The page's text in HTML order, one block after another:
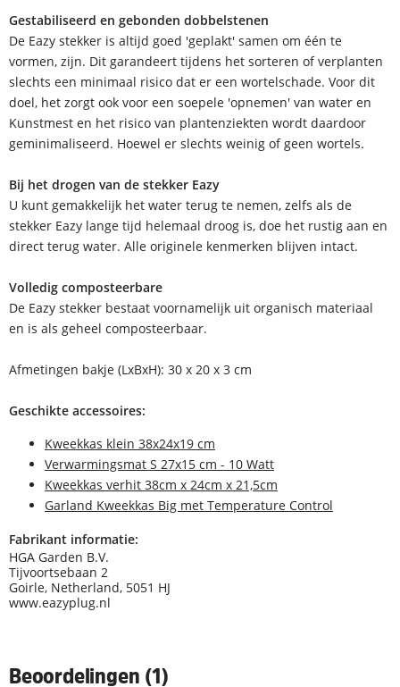
Gestabiliseerd en gebonden dobbelstenen
De Eazy stekker is altijd goed 'geplakt' samen om één te
vormen, zijn. Dit garandeert tijdens het sorteren of verplanten
slechts een minimaal risico dat er een wortelschade. Voor dit
doel, het zorgt ook voor een soepele 'opnemen' van water en
Kunstmest en het risico van plantenziekten wordt daardoor
geminimaliseerd. Hoewel er slechts weinig of geen wortels.
Bij het drogen van de stekker Eazy
U kunt gemakkelijk het water terug te nemen, zelfs als de
stekker Eazy lange tijd helemaal droog is, doe het rustig aan en
direct terug water. Alle originele kenmerken blijven intact.
Volledig composteerbare
De Eazy stekker bestaat voornamelijk uit organisch materiaal
en is als geheel composteerbaar.
Afmetingen bakje (LxBxH): 30 x 20 x 3 cm
Geschikte accessoires:
Kweekkas klein 38x24x19 cm
Verwarmingsmat S 27x15 cm - 10 Watt
Kweekkas verhit 38cm x 24cm x 21,5cm
Garland Kweekkas Big met Temperature Control
Fabrikant informatie:
HGA Garden B.V.
Tijvoortsebaan 2
Goirle, Netherland, 5051 HJ
www.eazyplug.nl
Beoordelingen (1)